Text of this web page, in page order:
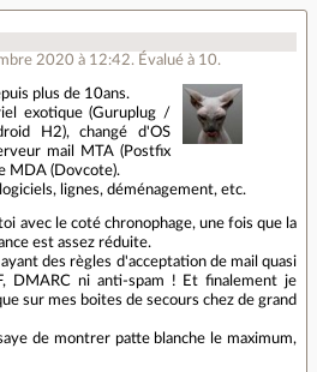
2020 à 12:42. Évalué à 10.
plus de 10ans.
exotique (Guruplug /
H2), changé d'OS
mail MTA (Postfix
MDA (Dovcote).
lignes, déménagement, etc.
avec le coté chronophage, une fois que la
est assez réduite.
des règles d'acceptation de mail quasi
DMARC ni anti-spam ! Et finalement je
sur mes boites de secours chez de grand
de montrer patte blanche le maximum,